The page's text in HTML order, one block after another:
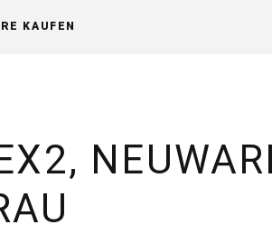
KAUFEN